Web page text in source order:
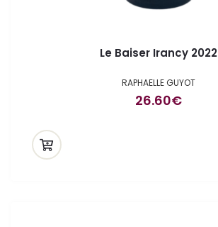
Le Baiser Irancy 2022
RAPHAELLE GUYOT
26.60€